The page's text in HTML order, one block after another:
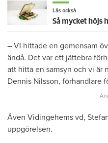
Läs också
Så mycket höjs
– VI hittade en gemensam
ändå. Det var ett jättebra
att hitta en samsyn och vi är
Dennis Nilsson, förhandlare
Även Vidingehems vd,
uppgörelsen.